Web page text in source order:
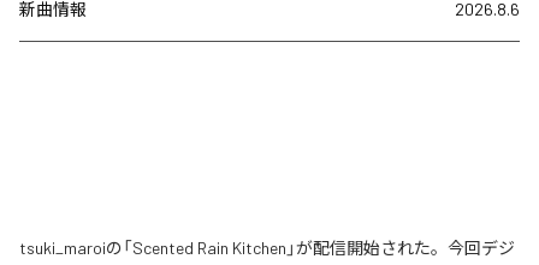
新曲情報 2026.8.6
tsuki_maroiの「Scented Rain Kitchen」が配信開始された。今回デジ